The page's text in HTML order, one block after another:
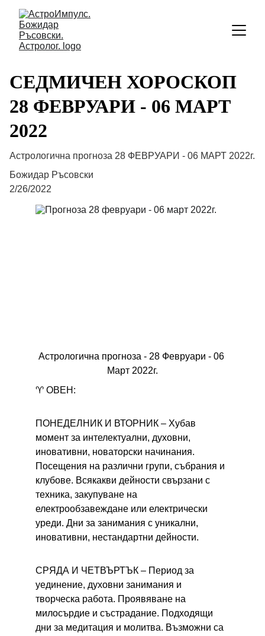
СЕДМИЧЕН ХОРОСКОП
28 ФЕВРУАРИ - 06 МАРТ
2022
Астрологична прогноза 28 ФЕВРУАРИ - 06 МАРТ 2022г.
Божидар Ръсовски
2/26/2022
Астрологична прогноза - 28 Февруари - 06
Март 2022г.
♈ ОВЕН:
ПОНЕДЕЛНИК И ВТОРНИК – Хубав
момент за интелектуални, духовни,
иновативни, новаторски начинания.
Посещения на различни групи, събрания и
клубове. Всякакви дейности свързани с
техника, закупуване на
електрообзавеждане или електрически
уреди. Дни за занимания с уникални,
иновативни, нестандартни дейности.
СРЯДА И ЧЕТВЪРТЪК – Период за
уединение, духовни занимания и
творческа работа. Проявяване на
милосърдие и състрадание. Подходящи
дни за медитация и молитва. Възможни са